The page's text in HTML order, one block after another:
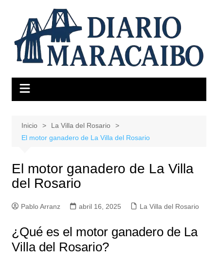
contenido
Inicio
La Villa del Rosario
El motor ganadero de La Villa del Rosario
El motor ganadero de La Villa
del Rosario
Pablo Arranz abril 16, 2025 La Villa del Rosario
¿Qué es el motor ganadero de La
Villa del Rosario?